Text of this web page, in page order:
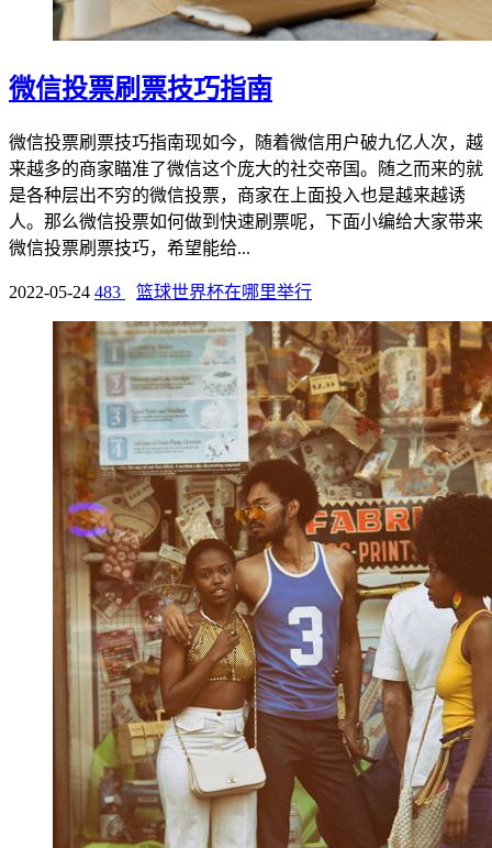
微信投票刷票技巧指南
微信投票刷票技巧指南现如今，随着微信用户破九亿人次，越
来越多的商家瞄准了微信这个庞大的社交帝国。随之而来的就
是各种层出不穷的微信投票，商家在上面投入也是越来越诱
人。那么微信投票如何做到快速刷票呢，下面小编给大家带来
微信投票刷票技巧，希望能给...
2022-05-24 483 篮球世界杯在哪里举行